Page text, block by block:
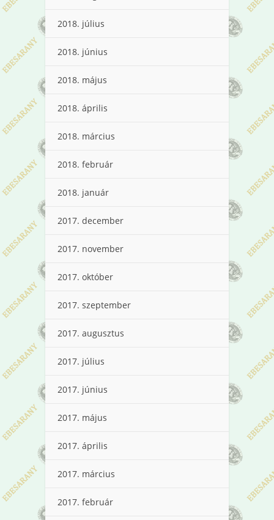
2018. július
2018. június
2018. május
2018. április
2018. március
2018. február
2018. január
2017. december
2017. november
2017. október
2017. szeptember
2017. augusztus
2017. július
2017. június
2017. május
2017. április
2017. március
2017. február